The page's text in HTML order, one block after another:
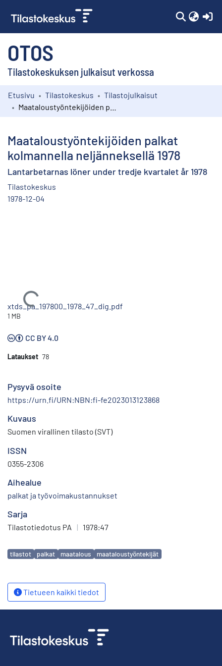
OTOS
Tilastokeskuksen julkaisut verkossa
Kokoelmat
Etusivu Tilastokeskus
Tilastojulkaisut
Maataloustyöntekijöiden palkat
kolmannella neljänneksellä 1978
Lantarbetarnas löner under tredje kvartalet år 1978
Tilastokeskus
1978-12-04
Ladataan...
xtds_pa_197800_1978_47_dig.pdf
1 MB
CC BY 4.0
Lataukset 78
Pysyvä osoite
https://urn.fi/URN:NBN:fi-fe2023013123868
Kuvaus
Suomen virallinen tilasto (SVT)
ISSN
0355-2306
Aihealue
palkat ja työvoimakustannukset
Sarja
Tilastotiedotus PA | 1978:47
Avainsanat
tilastot palkat maatalous maataloustyöntekijät
Tietueen kaikki tiedot